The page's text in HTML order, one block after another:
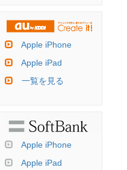
Apple iPhone
Apple iPad
一覧を見る
Apple iPhone
Apple iPad